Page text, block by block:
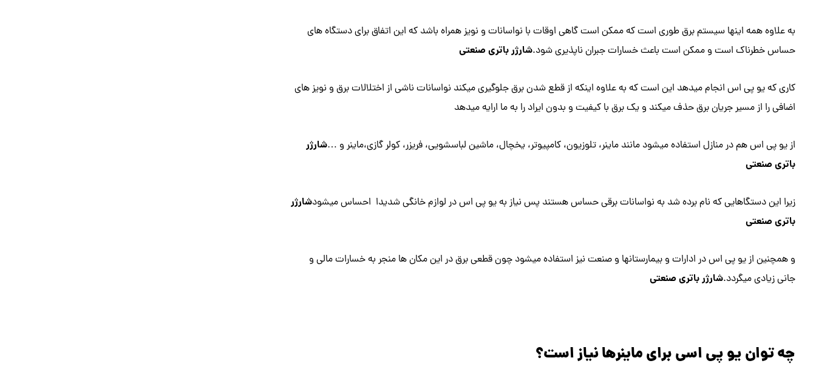
به علاوه همه اینها سیستم برق طوری است که ممکن است گاهی اوقات با نواسانات و نویز همراه باشد که این اتفاق برای دستگاه های
حساس خطرناک است و ممکن است باعث خسارات جبران ناپذیری شود.شارژر باتری صنعتی
کاری که یو پی اس انجام میدهد این است که به علاوه اینکه از قطع شدن برق جلوگیری میکند نواسانات ناشی از اختلالات برق و نویز های
اضافی را از مسیر جریان برق حذف میکند و یک برق با کیفیت و بدون ایراد را به ما ارایه میدهد
از یو پی اس هم در منازل استفاده میشود مانند ماینر، تلوزیون، کامپیوتر، یخچال، ماشین لباسشویی، فریزر، کولر گازی،ماینر و …شارژر
باتری صنعتی
زیرا این دستگاهایی که نام برده شد به نواسانات برقی حساس هستند پس نیاز به یو پی اس در لوازم خانگی شدیدا احساس میشودشارژر
باتری صنعتی
و همچنین از یو پی اس در ادارات و بیمارستانها و صنعت نیز استفاده میشود چون قطعی برق در این مکان ها منجر به خسارات مالی و
جانی زیادی میگردد.شارژر باتری صنعتی
چه توان یو پی اسی برای ماینرها نیاز است؟